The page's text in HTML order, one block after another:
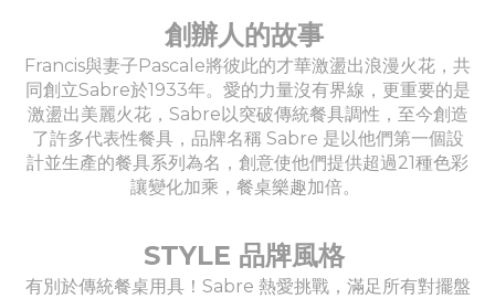
創辦人的故事
Francis與妻子Pascale將彼此的才華激盪出浪漫火花，共
同創立Sabre於1933年。愛的力量沒有界線，更重要的是
激盪出美麗火花，Sabre以突破傳統餐具調性，至今創造
了許多代表性餐具，品牌名稱 Sabre 是以他們第一個設
計並生產的餐具系列為名，創意使他們提供超過21種色彩
讓變化加乘，餐桌樂趣加倍。
STYLE 品牌風格
有別於傳統餐桌用具！Sabre 熱愛挑戰，滿足所有對擺盤